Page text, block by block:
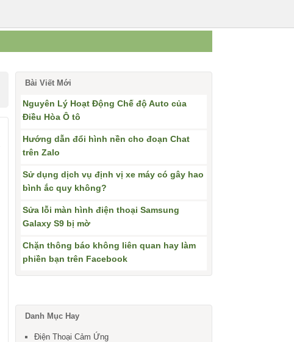
Bài Viết Mới
Nguyên Lý Hoạt Động Chế độ Auto của
Điều Hòa Ô tô
Hướng dẫn đổi hình nền cho đoạn Chat
trên Zalo
Sử dụng dịch vụ định vị xe máy có gây hao
bình ắc quy không?
Sửa lỗi màn hình điện thoại Samsung
Galaxy S9 bị mờ
Chặn thông báo không liên quan hay làm
phiền bạn trên Facebook
Danh Mục Hay
Điện Thoại Cảm Ứng